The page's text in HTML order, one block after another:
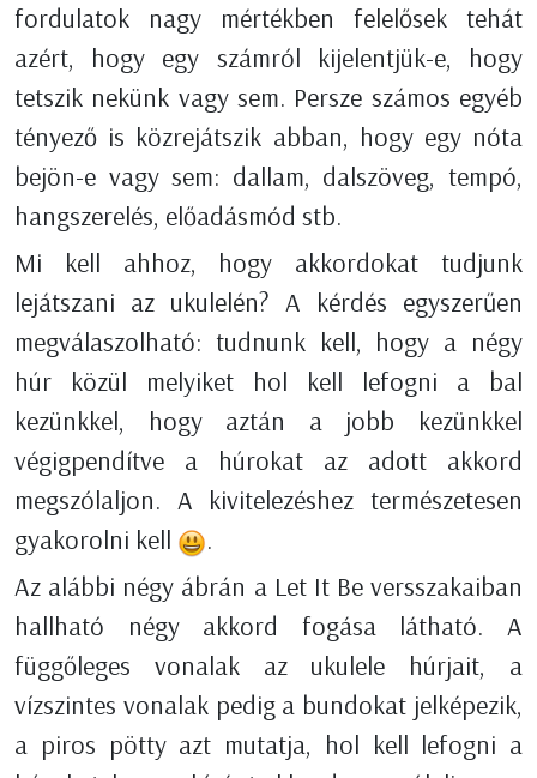
fordulatok nagy mértékben felelősek tehát
azért, hogy egy számról kijelentjük-e, hogy
tetszik nekünk vagy sem. Persze számos egyéb
tényező is közrejátszik abban, hogy egy nóta
bejön-e vagy sem: dallam, dalszöveg, tempó,
hangszerelés, előadásmód stb.
Mi kell ahhoz, hogy akkordokat tudjunk
lejátszani az ukulelén? A kérdés egyszerűen
megválaszolható: tudnunk kell, hogy a négy
húr közül melyiket hol kell lefogni a bal
kezünkkel, hogy aztán a jobb kezünkkel
végigpendítve a húrokat az adott akkord
megszólaljon. A kivitelezéshez természetesen
gyakorolni kell
.
Az alábbi négy ábrán a Let It Be versszakaiban
hallható négy akkord fogása látható. A
függőleges vonalak az ukulele húrjait, a
vízszintes vonalak pedig a bundokat jelképezik,
a piros pötty azt mutatja, hol kell lefogni a